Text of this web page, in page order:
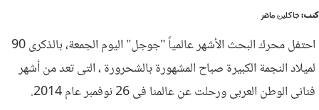
كتب:جاكلين ماهر
احتفل محرك البحث الأشهر عالمياً "جوجل" اليوم الجمعة، بالذكرى 90
لميلاد النجمة الكبيرة صباح المشهورة بالشحرورة ، التى تعد من أشهر
فنانى الوطن العربى ورحلت عن عالمنا فى 26 نوفمبر عام 2014.